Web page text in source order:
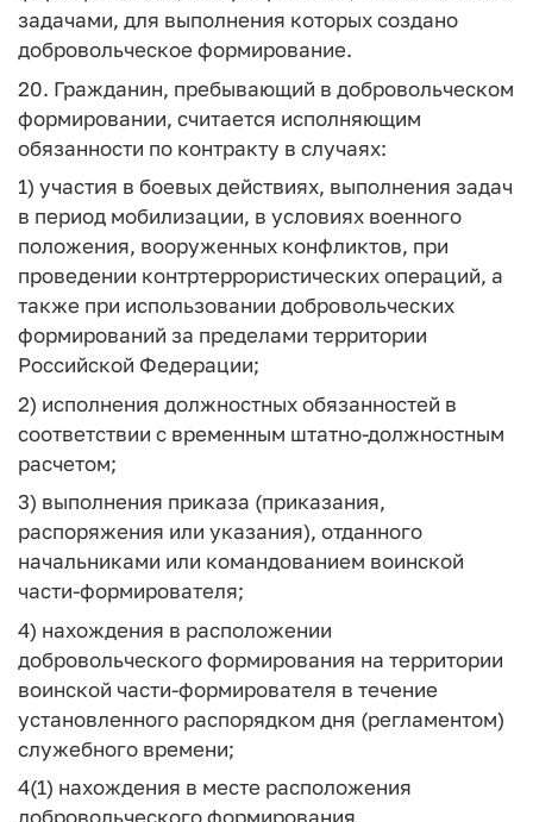
задачами, для выполнения которых создано
добровольческое формирование.
20. Гражданин, пребывающий в добровольческом
формировании, считается исполняющим
обязанности по контракту в случаях:
1) участия в боевых действиях, выполнения задач
в период мобилизации, в условиях военного
положения, вооруженных конфликтов, при
проведении контртеррористических операций, а
также при использовании добровольческих
формирований за пределами территории
Российской Федерации;
2) исполнения должностных обязанностей в
соответствии с временным штатно-должностным
расчетом;
3) выполнения приказа (приказания,
распоряжения или указания), отданного
начальниками или командованием воинской
части-формирователя;
4) нахождения в расположении
добровольческого формирования на территории
воинской части-формирователя в течение
установленного распорядком дня (регламентом)
служебного времени;
4(1) нахождения в месте расположения
добровольческого формирования,